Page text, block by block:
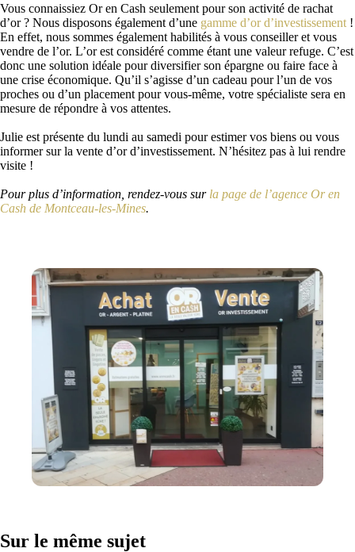
Vous connaissiez Or en Cash seulement pour son activité de rachat
d’or ? Nous disposons également d’une gamme d’or d’investissement !
En effet, nous sommes également habilités à vous conseiller et vous
vendre de l’or. L’or est considéré comme étant une valeur refuge. C’est
donc une solution idéale pour diversifier son épargne ou faire face à
une crise économique. Qu’il s’agisse d’un cadeau pour l’un de vos
proches ou d’un placement pour vous-même, votre spécialiste sera en
mesure de répondre à vos attentes.
Julie est présente du lundi au samedi pour estimer vos biens ou vous
informer sur la vente d’or d’investissement. N’hésitez pas à lui rendre
visite !
Pour plus d’information, rendez-vous sur la page de l’agence Or en
Cash de Montceau-les-Mines.
Sur le même sujet